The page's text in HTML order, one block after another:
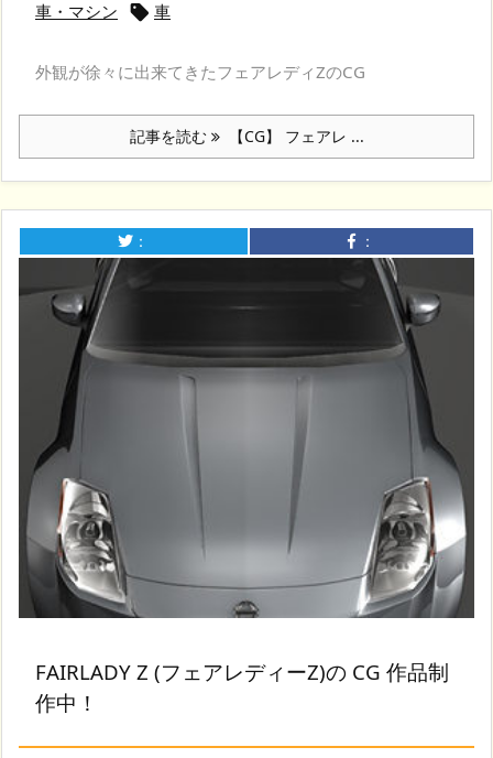
車・マシン  車
外観が徐々に出来てきたフェアレディZのCG
記事を読む 【CG】 フェアレ ...
： ：
FAIRLADY Z (フェアレディーZ)の CG 作品制
作中！